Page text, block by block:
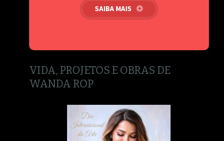
SAIBA MAIS
VIDA, PROJETOS E OBRAS DE
WANDA ROP